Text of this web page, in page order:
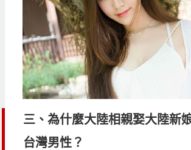
三、為什麼大陸相親娶大陸新
台灣男性？